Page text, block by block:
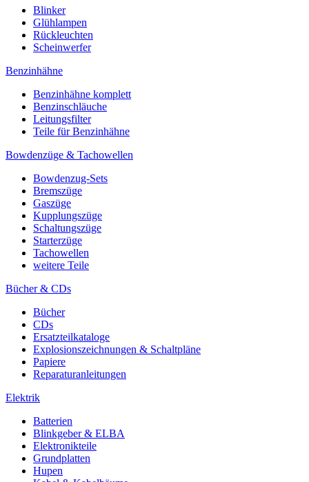
Blinker
Glühlampen
Rückleuchten
Scheinwerfer
Benzinhähne
Benzinhähne komplett
Benzinschläuche
Leitungsfilter
Teile für Benzinhähne
Bowdenzüge & Tachowellen
Bowdenzug-Sets
Bremszüge
Gaszüge
Kupplungszüge
Schaltungszüge
Starterzüge
Tachowellen
weitere Teile
Bücher & CDs
Bücher
CDs
Ersatzteilkataloge
Explosionszeichnungen & Schaltpläne
Papiere
Reparaturanleitungen
Elektrik
Batterien
Blinkgeber & ELBA
Elektronikteile
Grundplatten
Hupen